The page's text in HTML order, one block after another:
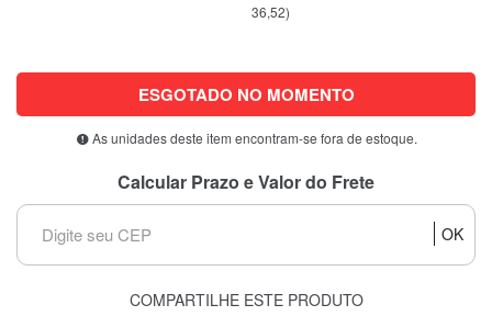
36,52)
ESGOTADO NO MOMENTO
As unidades deste item encontram-se fora de estoque.
Calcular Prazo e Valor do Frete
OK
COMPARTILHE ESTE PRODUTO